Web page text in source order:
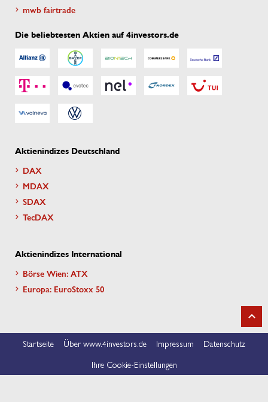
mwb fairtrade
Die beliebtesten Aktien auf 4investors.de
Aktienindizes Deutschland
DAX
MDAX
SDAX
TecDAX
Aktienindizes International
Börse Wien: ATX
Europa: EuroStoxx 50
Startseite Über www.4investors.de Impressum
Datenschutz
Ihre Cookie-Einstellungen